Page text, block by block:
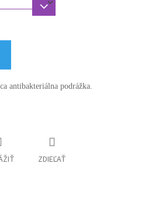
antibakteriálna podrážka.
ZDIEĽAŤ